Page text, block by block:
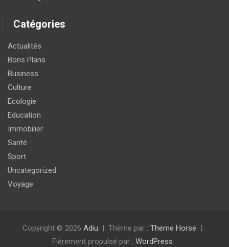
Catégories
Actualités
Bons Plans
Business
Culture
Ecologie
Education
Immobilier
Santé
Sport
Uncategorized
Voyage
Copyright © 2026 Adiu Thème par : Theme Horse
Fièrement propulsé par : WordPress